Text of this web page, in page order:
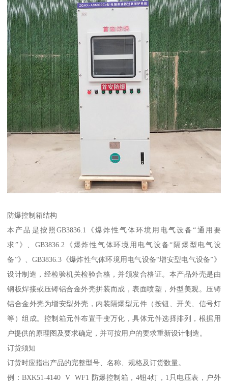
防爆控制箱结构
本产品是按照GB3836.1《爆炸性气体环境用电气设备“通用要
求”》、GB3836.2《爆炸性气体环境用电气设备“隔爆型电气设
备”》、GB3836.3《爆炸性气体环境用电气设备“增安型电气设备”》
设计制造，经检验机关检验合格，并颁发合格证。本产品外壳是由
钢板焊接或压铸铝合金外壳拼装而成，表面喷塑，外型美观。压铸
铝合金外壳为增安型外壳，内装隔爆型元件（按钮、开关、信号灯
等）组成。控制箱元件布置千变万化，具体元件选择排列，根据用
户提供的原理图及要求确定，并可按用户的要求重新设计制造。
订货须知
订货时应指出产品的完整型号、名称、规格及订货数量。
例：BXK51-4140 V WF1 防爆控制箱，4钮4灯，1只电压表，户外